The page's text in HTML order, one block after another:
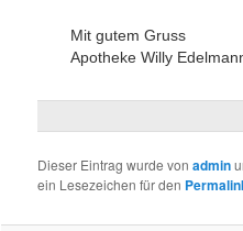
Mit gutem Gruss
Apotheke Willy
Dieser Eintrag wurde vonadmin
ein Lesezeichen für den